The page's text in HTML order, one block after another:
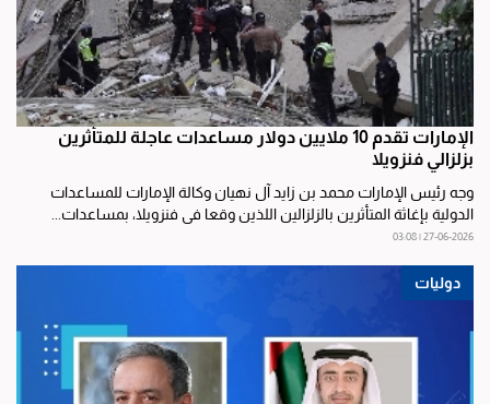
الإمارات تقدم 10 ملايين دولار مساعدات عاجلة للمتأثرين
بزلزالي فنزويلا
وجه رئيس الإمارات محمد بن زايد آل نهيان وكالة الإمارات للمساعدات
الدولية بإغاثة المتأثرين بالزلزالين اللذين وقعا في فنزويلا، بمساعدات...
27-06-2026 | 03:08
دوليات